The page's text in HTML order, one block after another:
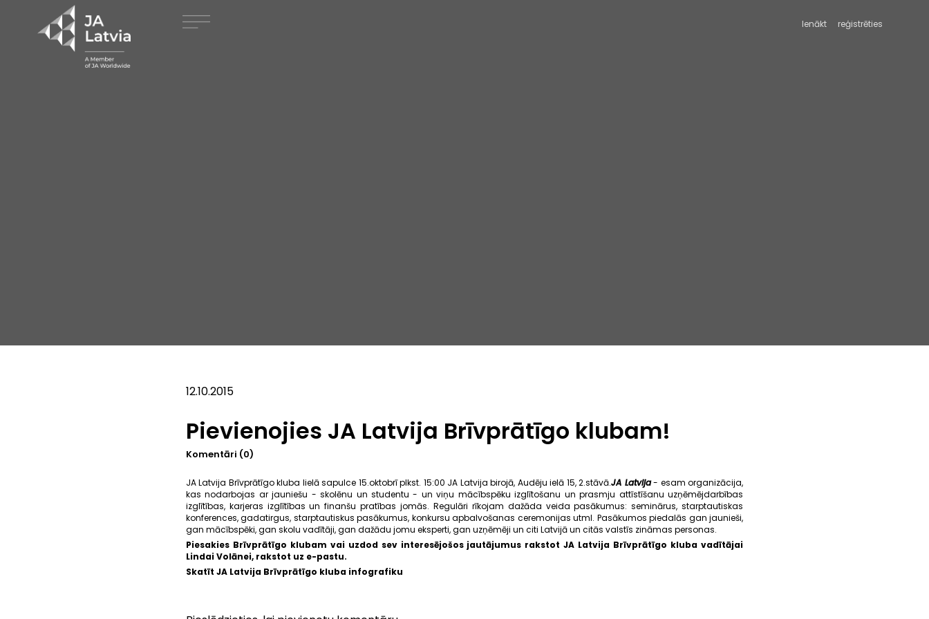
Ienākt reģistrēties
12.10.2015
Pievienojies JA Latvija Brīvprātīgo klubam!
Komentāri (0)
JA Latvija Brīvprātīgo kluba lielā sapulce 15.oktobrī plkst. 15:00 JA Latvija birojā, Audēju ielā 15, 2.stāvā.JA Latvija- esam organizācija,
kas nodarbojas ar jauniešu - skolēnu un studentu - un viņu mācībspēku izglītošanu un prasmju attīstīšanu uzņēmējdarbības
izglītības, karjeras izglītības un finanšu pratības jomās. Regulāri rīkojam dažāda veida pasākumus: seminārus, starptautiskas
konferences, gadatirgus, starptautiskus pasākumus, konkursu apbalvošanas ceremonijas utml. Pasākumos piedalās gan jaunieši,
gan mācībspēki, gan skolu vadītāji, gan dažādu jomu eksperti, gan uzņēmēji un citi Latvijā un citās valstīs zināmas personas.
Piesakies Brīvprātīgo klubam vai uzdod sev interesējošos jautājumus rakstot JA Latvija Brīvprātīgo kluba vadītājai
Lindai Volānei, rakstot uz e-pastu.
Skatīt JA Latvija Brīvprātīgo kluba infografiku